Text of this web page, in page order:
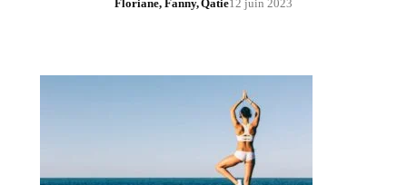
Floriane, Fanny, Qatie12 juin 2023